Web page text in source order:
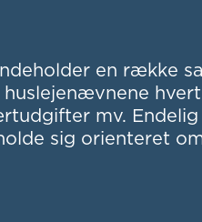
en række
mv.
sig orienteret